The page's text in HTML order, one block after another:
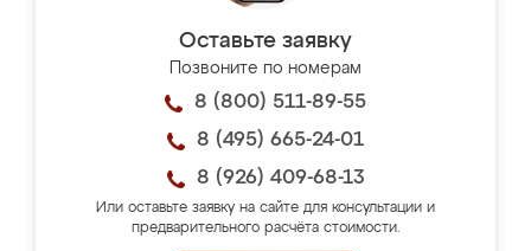
Оставьте заявку
Позвоните по номерам
8 (800) 511-89-55
8 (495) 665-24-01
8 (926) 409-68-13
Или оставьте заявку на сайте для консультации и
предварительного расчёта стоимости.